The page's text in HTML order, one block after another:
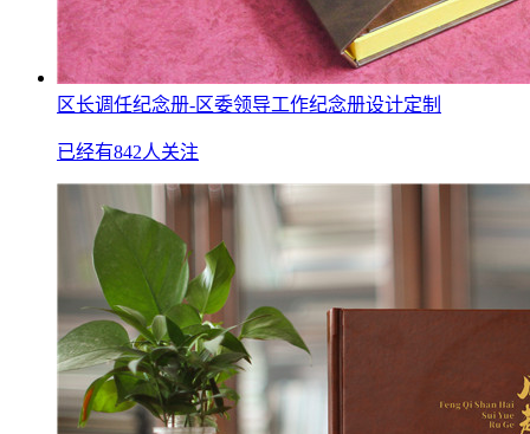
区长调任纪念册-区委领导工作纪念册设计定制
已经有842人关注